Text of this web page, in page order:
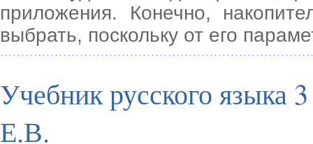
приложения. Конечно,
выбрать, поскольку от его
Учебник русского языка
Е.В.